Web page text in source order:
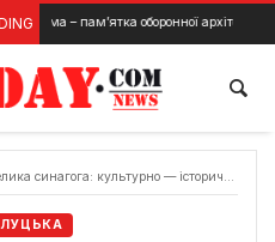
оборонної архітектури в селищі
синагога: культурно — історична пам’ятка Луцька
ЛУЦЬКА